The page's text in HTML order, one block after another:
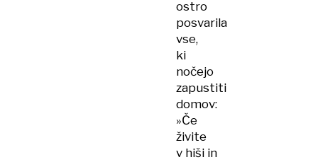
ostro
posvarila
vse,
ki
nočejo
zapustiti
domov:
»Če
živite
v hiši in